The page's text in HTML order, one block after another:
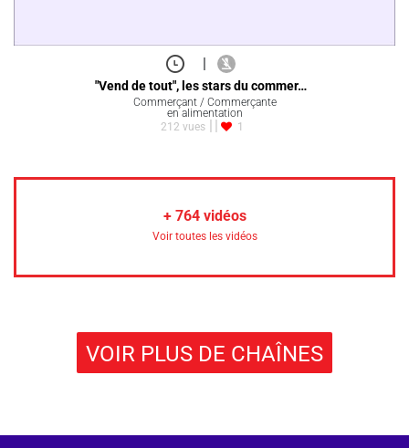
|
"Vend de tout", les stars du commer…
Commerçant / Commerçante
en alimentation
212 vues
1
+ 764vidéos
Voir toutes les vidéos
VOIR PLUS DE CHAÎNES